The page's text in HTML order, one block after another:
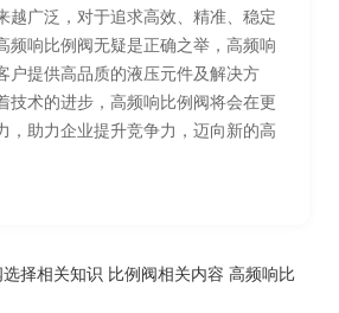
越广泛，对于追求高效、精准、稳定
频响比例阀无疑是正确之举，高频响
户提供高品质的液压元件及解决方
技术的进步，高频响比例阀将会在更
，助力企业提升竞争力，迈向新的高
选择相关知识 比例阀相关内容 高频响比